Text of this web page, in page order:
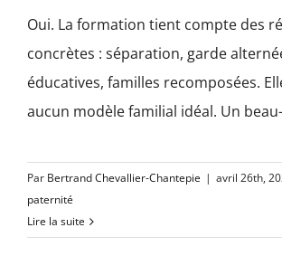
Oui. La formation tient compte des
concrètes : séparation, garde
éducatives, familles recomposées.
aucun modèle familial idéal. Un
Par Bertrand Chevallier-Chantepie | avril 26th,
paternité
Lire la suite